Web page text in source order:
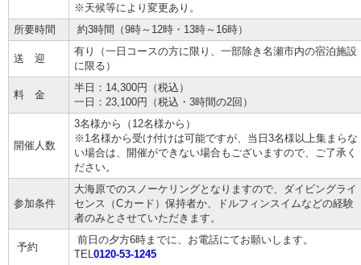
※天候等により変更あり。
所要時間
約3時間（9時～12時・13時～16時）
送 迎
有り（一日コースの方に限り、一部除き名瀬市内の宿泊施設
に限る）
料 金
半日：14,300円（税込）
一日：23,100円（税込・3時間の2回）
開催人数
3名様から（12名様から）
※1名様から受け付けは可能ですが、当日3名様以上集まらな
い場合は、開催ができない場合もございますので、ご了承く
ださい。
参加条件
大海原でのスノーケリングとなりますので、ダイビングライ
センス（Cカード） 保持者か、ドルフィンスイムなどの経験
者のみとさせていただきます。
予約
前日の夕方6時までに、お電話にてお願いします。
TEL0120-53-1245